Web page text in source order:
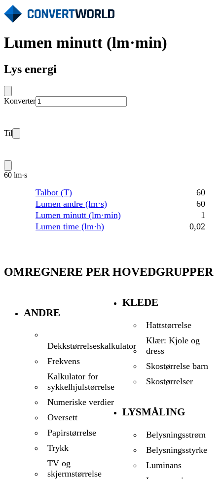
Lumen minutt (lm·min)
Lys energi
Konverter
Til
60 lm·s
Talbot (T)
60
Lumen andre (lm·s)
60
Lumen minutt (lm·min)
1
Lumen time (lm·h)
0,02
OMREGNERE PER HOVEDGRUPPER
ANDRE
Dekkstørrelseskalkulator
Frekvens
Kalkulator for
sykkelhjulstørrelse
Numeriske verdier
Oversett
Papirstørrelse
Trykk
TV og
skjermstørrelse
KLEDE
Hattstørrelse
Klær: Kjole og
dress
Skostørrelse barn
Skostørrelser
LYSMÅLING
Belysningsstrøm
Belysningsstyrke
Luminans